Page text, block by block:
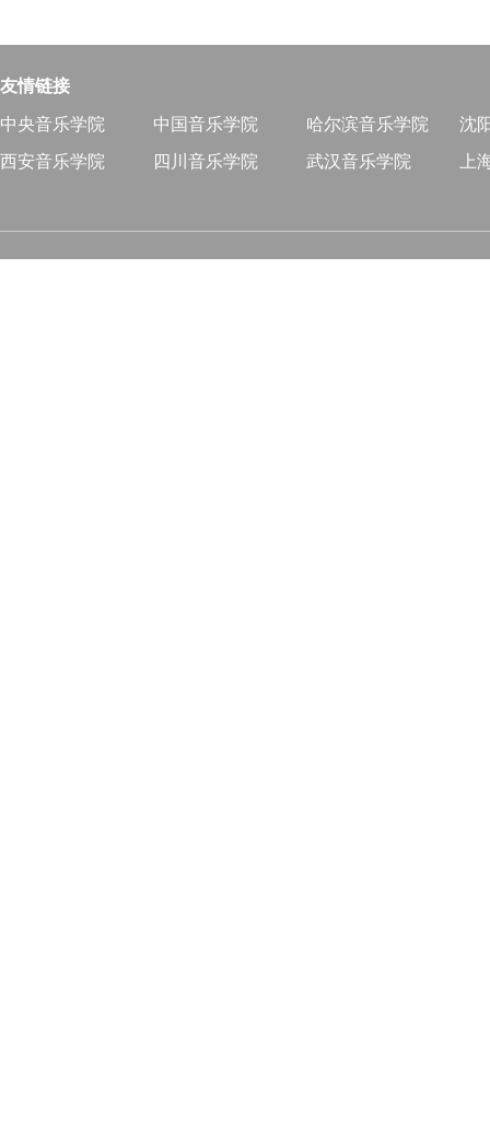
友情链接
中央音乐学院 中国音乐学院 哈尔滨音乐学院
沈
西安音乐学院
四川音乐学院 武汉音乐学院 上